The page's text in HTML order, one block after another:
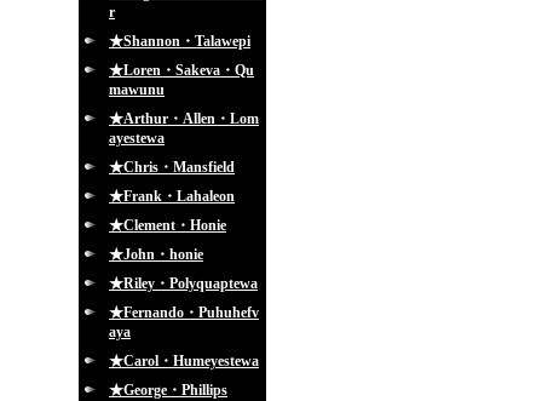
r
★Shannon・Talawepi
★Loren・Sakeva・Qu
mawunu
★Arthur・Allen・Lom
ayestewa
★Chris・Mansfield
★Frank・Lahaleon
★Clement・Honie
★John・honie
★Riley・Polyquaptewa
★Fernando・Puhuhefv
aya
★Carol・Humeyestewa
★George・Phillips